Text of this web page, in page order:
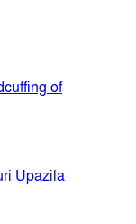
of
Upazila